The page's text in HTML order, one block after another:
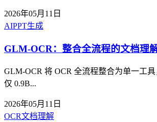
2026年05月11日
AIPPT生成
GLM-OCR：整合全流程的文档理
GLM-OCR 将 OCR 全流程整合为单一工
仅 0.9B...
2026年05月11日
OCR文档理解